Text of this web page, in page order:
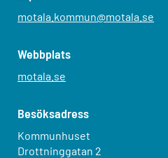
motala.kommun@motala.se
Besöksadress
Kommunhuset
Drottninggatan 2
Webbplats
motala.se